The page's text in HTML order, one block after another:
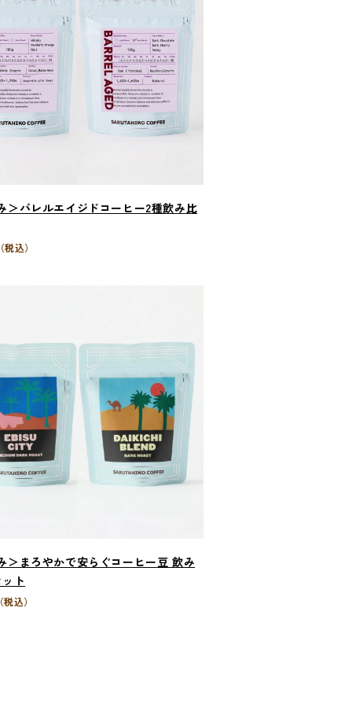
＞バレルエイジドコーヒー2種飲み比
税込）
＞まろやかで安らぐコーヒー豆 飲み
ト
税込）